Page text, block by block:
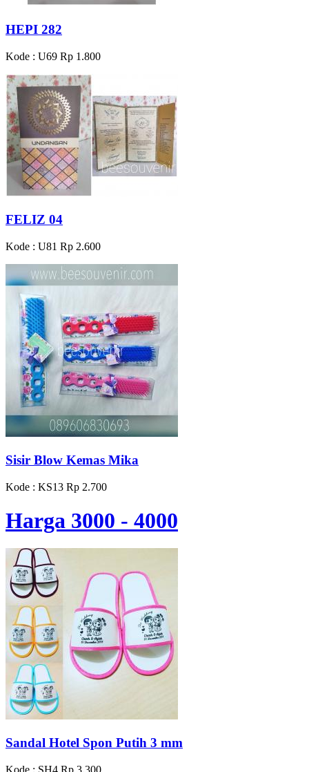
HEPI 282
Kode : U69 Rp 1.800
FELIZ 04
Kode : U81 Rp 2.600
Sisir Blow Kemas Mika
Kode : KS13 Rp 2.700
Harga 3000 - 4000
Sandal Hotel Spon Putih 3 mm
Kode : SH4 Rp 3.300